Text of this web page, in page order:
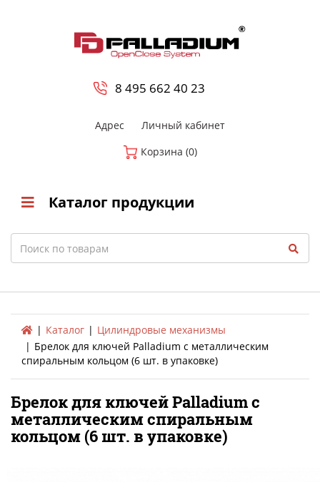
8 495 662 40 23
Адрес
Личный кабинет
Корзина (0)
Каталог продукции
Search
Каталог
Цилиндровые механизмы
Брелок для ключей Palladium с металлическим
спиральным кольцом (6 шт. в упаковке)
Брелок для ключей Palladium с
металлическим спиральным
кольцом (6 шт. в упаковке)